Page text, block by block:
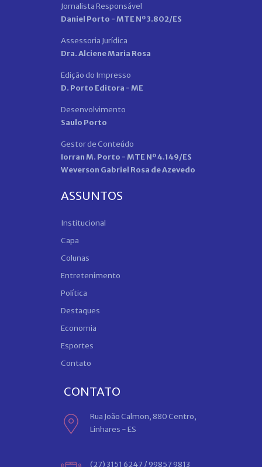
Jornalista Responsável
Daniel Porto - MTE Nº 3.802/ES
Assessoria Jurídica
Dra. Alciene Maria Rosa
Edição do Impresso
D. Porto Editora - ME
Desenvolvimento
Saulo Porto
Gestor de Conteúdo
Iorran M. Porto - MTE Nº 4.149/ES
Weverson Gabriel Rosa de Azevedo
ASSUNTOS
Institucional
Capa
Colunas
Entretenimento
Política
Destaques
Economia
Esportes
Contato
CONTATO
Rua João Calmon, 880 Centro,
Linhares - ES
(27) 3151 6247 / 99857 9813